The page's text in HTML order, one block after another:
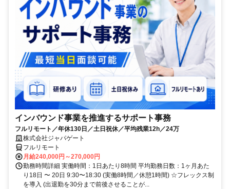
インバウンド事業を推進するサポート事務
フルリモート／年休130日／土日祝休／平均残業12h／24万
株式会社ジャパゲート
フルリモート
月給240,000円～270,000円
勤務時間詳細 実働時間：1日あたり8時間 平均勤務日数：1ヶ月あた
り18日 〜 20日 9:30〜18:30 (実働8時間／休憩1時間) ☆フレックス制
を導入 (出退勤を30分まで前後させることが...